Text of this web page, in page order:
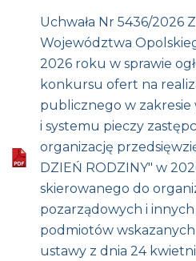
Uchwała Nr 5436/2026
Województwa
2026 roku w sprawie
konkursu ofert na
publicznego w zakresie
i systemu pieczy
organizację
DZIEŃ RODZINY" w
skierowanego do
pozarządowych i
podmiotów
ustawy z dnia 24